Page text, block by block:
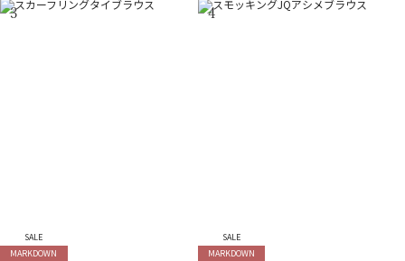
3
SALE
MARKDOWN
4
SALE
MARKDOWN